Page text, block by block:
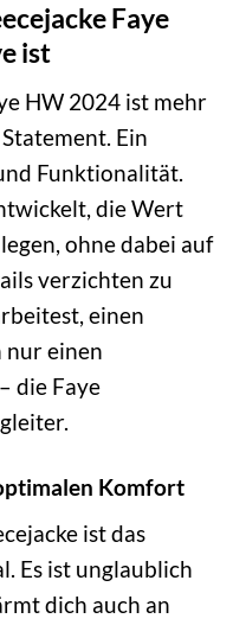
Faye
ist
HW 2024 ist mehr
Ein
Funktionalität.
die Wert
ohne dabei auf
verzichten zu
einen
einen
die Faye
Komfort
ist das
Es ist unglaublich
dich auch an